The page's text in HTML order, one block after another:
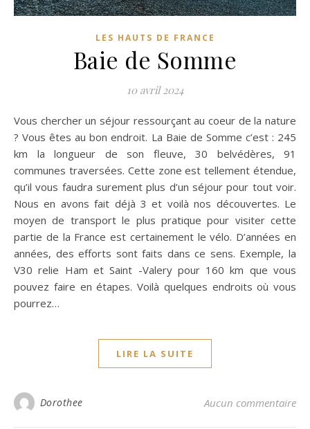
LES HAUTS DE FRANCE
Baie de Somme
10 avril 2024
Vous chercher un séjour ressourçant au coeur de la nature
? Vous êtes au bon endroit. La Baie de Somme c’est : 245
km la longueur de son fleuve, 30 belvédères, 91
communes traversées. Cette zone est tellement étendue,
qu’il vous faudra surement plus d’un séjour pour tout voir.
Nous en avons fait déjà 3 et voilà nos découvertes. Le
moyen de transport le plus pratique pour visiter cette
partie de la France est certainement le vélo. D’années en
années, des efforts sont faits dans ce sens. Exemple, la
V30 relie Ham et Saint -Valery pour 160 km que vous
pouvez faire en étapes. Voilà quelques endroits où vous
pourrez…
LIRE LA SUITE
Dorothee Aucun commentaire